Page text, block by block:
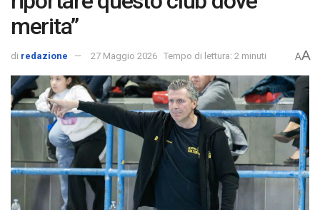
merita”
di redazione 27 Maggio 2026 Tempo di lettura: 2 minuti AA